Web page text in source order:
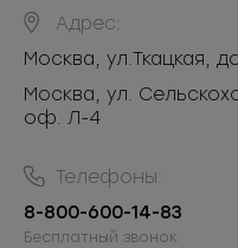
Адрес:
Москва, ул.Ткацкая,
Москва, ул.
оф. Л-4
Телефоны:
8-800-600-14-83
Бесплатный звонок